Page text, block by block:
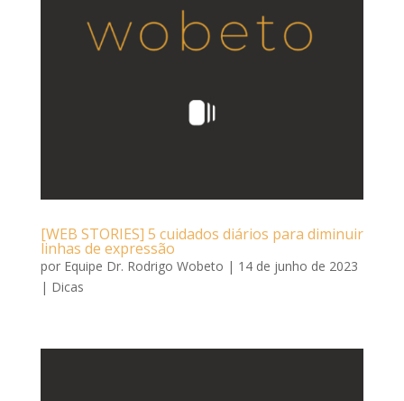
[WEB STORIES] 5 cuidados diários para diminuir
linhas de expressão
por Equipe Dr. Rodrigo Wobeto | 14 de junho de 2023
| Dicas